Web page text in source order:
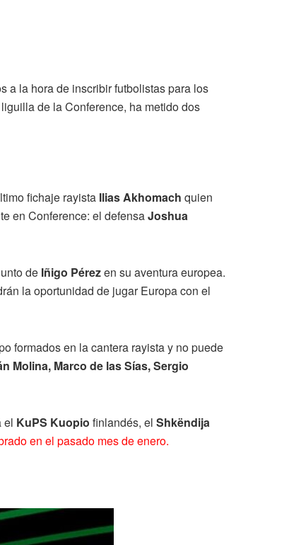
a la hora de inscribir futbolistas para los
de la Conference, ha metido dos
fichaje rayista Ilias Akhomach quien
en Conference: el defensaJoshua
de Iñigo Pérezen su aventura europea.
la oportunidad de jugar Europa con el
formados en la cantera rayista y no puede
Molina, Marco de las Sías, Sergio
el KuPS Kuopio finlandés, el Shkëndija
en el pasado mes de enero.